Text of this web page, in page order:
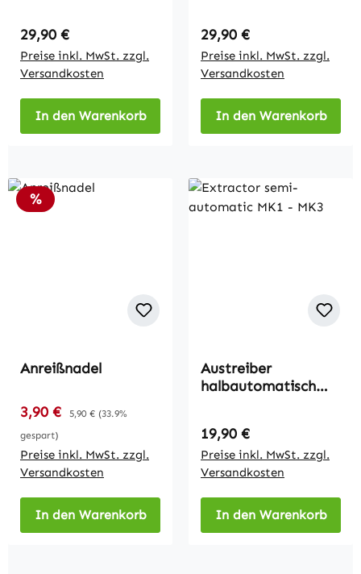
Regulärer Preis:
29,90 €
Preise inkl. MwSt. zzgl.
Versandkosten
In den Warenkorb
Regulärer Preis:
29,90 €
Preise inkl. MwSt. zzgl.
Versandkosten
In den Warenkorb
Rabatt
%
Anreißnadel
Verkaufspreis:
3,90 € Regulärer Preis:
5,90 € (33.9%
gespart)
Preise inkl. MwSt. zzgl.
Versandkosten
In den Warenkorb
Austreiber
halbautomatisch
Regulärer Preis:
19,90 €
Preise inkl. MwSt. zzgl.
Versandkosten
In den Warenkorb